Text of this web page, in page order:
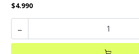
$4.990
-